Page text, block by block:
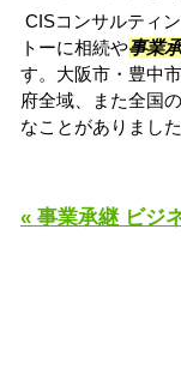
CISコンサルティ
トーに相続や事業
す。大阪市・豊中
府全域、また全国
なことがありまし
« 事業承継 ビジ